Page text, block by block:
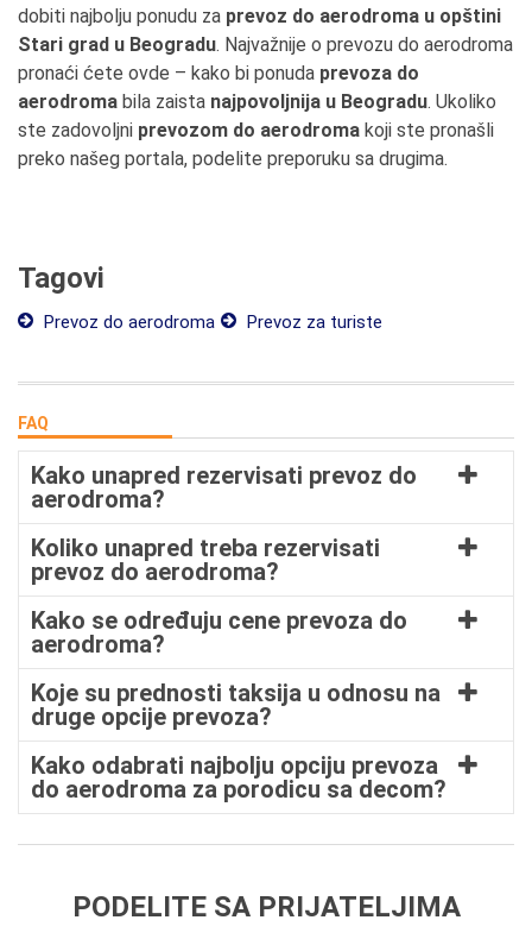
dobiti najbolju ponudu za prevoz do aerodroma u opštini
Stari grad u Beogradu. Najvažnije o prevozu do aerodroma
pronaći ćete ovde – kako bi ponuda prevoza do
aerodroma bila zaista najpovoljnija u Beogradu. Ukoliko
ste zadovoljni prevozom do aerodroma koji ste pronašli
preko našeg portala, podelite preporuku sa drugima.
Tagovi
Prevoz do aerodroma Prevoz za turiste
FAQ
Kako unapred rezervisati prevoz do
aerodroma?
Koliko unapred treba rezervisati
prevoz do aerodroma?
Kako se određuju cene prevoza do
aerodroma?
Koje su prednosti taksija u odnosu na
druge opcije prevoza?
Kako odabrati najbolju opciju prevoza
do aerodroma za porodicu sa decom?
PODELITE SA PRIJATELJIMA